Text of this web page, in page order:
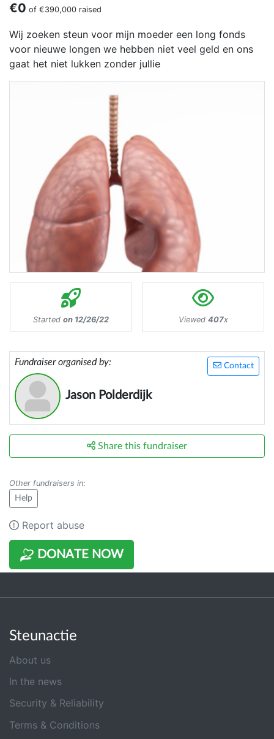
€0 of €390,000 raised
Wij zoeken steun voor mijn moeder een long fonds
voor nieuwe longen we hebben niet veel geld en ons
gaat het niet lukken zonder jullie
Started on 12/26/22 Viewed 407x
Contact
Fundraiser organised by:
Jason Polderdijk
DONATE NOW
Share this fundraiser
Other fundraisers in:
Help
Report abuse
Steunactie
About us
In the news
Security & Reliability
Terms & Conditions